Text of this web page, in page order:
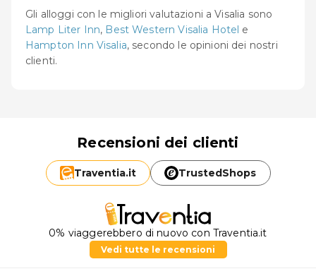
Gli alloggi con le migliori valutazioni a Visalia sono
Lamp Liter Inn, Best Western Visalia Hotel e
Hampton Inn Visalia, secondo le opinioni dei nostri
clienti.
Recensioni dei clienti
Traventia.it TrustedShops
0% viaggerebbero di nuovo con Traventia.it
Vedi tutte le recensioni